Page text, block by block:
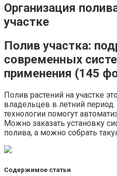
Организация
участке
Полив участка:
современных
применения (145
Полив растений на участке
владельцев в летний
технологии помогут
Можно заказать установку
полива, а можно собрать
Содержимое статьи